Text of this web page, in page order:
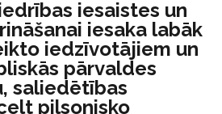
iesaistes un
iesaka labāk
iedzīvotājiem un
pārvaldes
saliedētības
pilsonisko